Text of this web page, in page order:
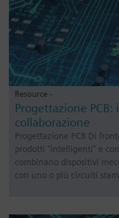
Resource -
Progettazione
collaborazione
Progettazione PCB Di
prodotti “intelligenti” e
combinano dispositivi
con uno o più circuiti